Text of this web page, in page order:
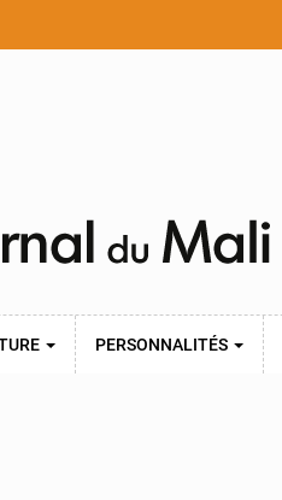
PERSONNALITÉS